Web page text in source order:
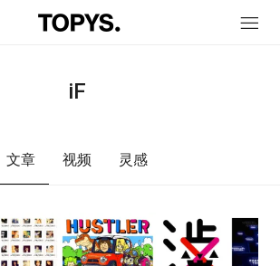
iF
文章 视频 灵感